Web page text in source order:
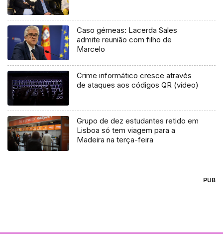
Caso gémeas: Lacerda Sales
admite reunião com filho de
Marcelo
Crime informático cresce através
de ataques aos códigos QR (vídeo)
Grupo de dez estudantes retido em
Lisboa só tem viagem para a
Madeira na terça-feira
PUB